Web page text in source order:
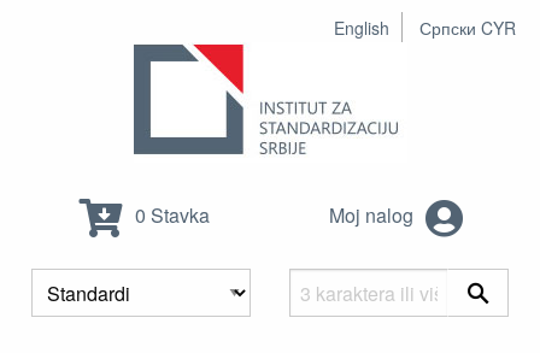
English Српски CYR
0 Stavka Moj nalog